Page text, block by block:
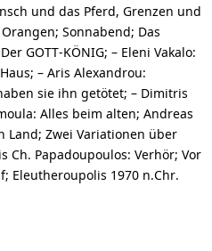
und das Pferd, Grenzen und
Sonnabend; Das
GOTT-KÖNIG; – Eleni Vakalo:
– Aris Alexandrou:
sie ihn getötet; – Dimitris
Alles beim alten; Andreas
Land; Zwei Variationen über
Ch. Papadoupoulos: Verhör; Vor
Eleutheroupolis 1970 n.Chr.